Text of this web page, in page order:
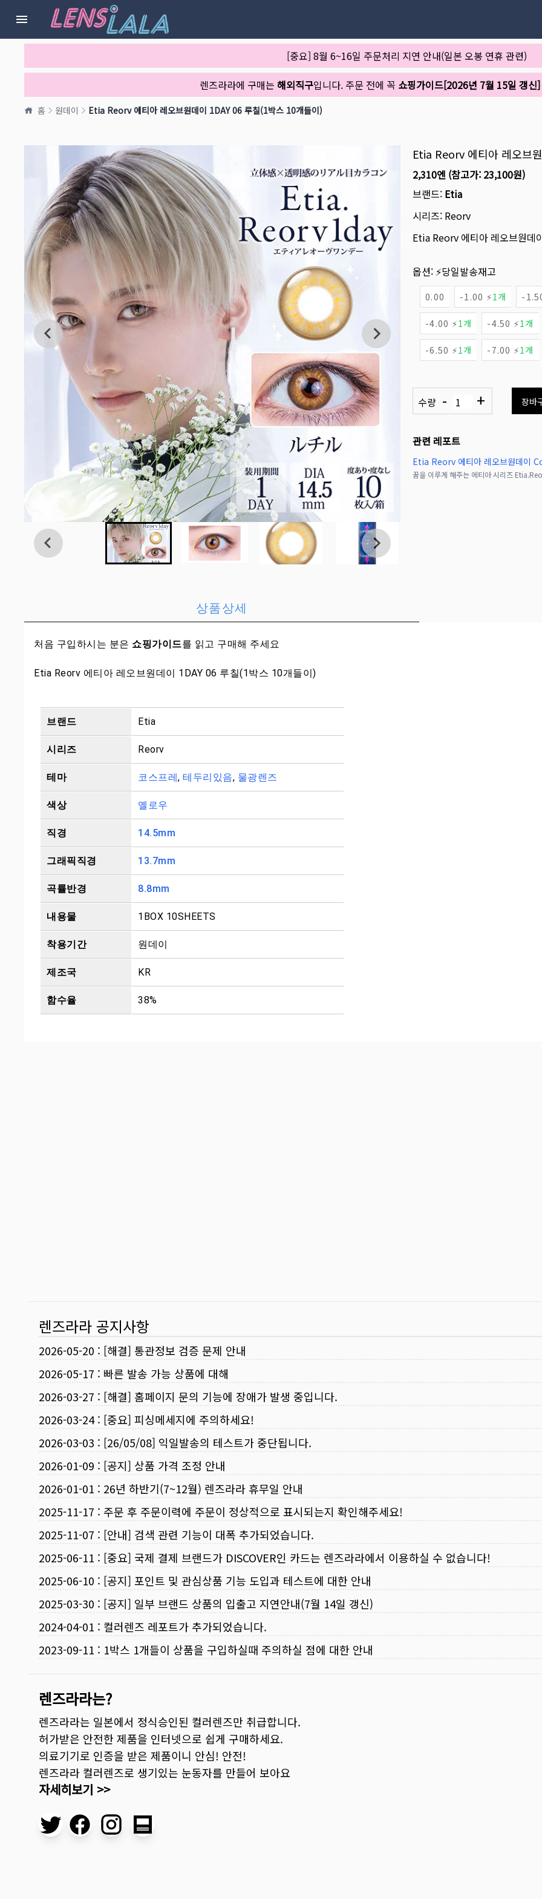
[중요] 8월 6~16일 주문처리 지연 안내(일본 오봉 연휴 관련)
렌즈라라에 구매는 해외직구입니다. 주문 전에 꼭 쇼핑가이드[2026년 7월 15일 갱신]
홈 원데이 Etia Reorv 에티아 레오브원데이 1DAY 06 루칠(1박스 10개들이)
Etia Reorv 에티아 레오브
2,310엔 (참고가: 23,100원)
브랜드: Etia
시리즈: Reorv
Etia Reorv 에티아 레오브원데
옵션: ⚡당일발송재고
0.00 -1.00 ⚡1개 -
-4.00 ⚡1개 -4.50 ⚡1개
-6.50 ⚡1개 -7.00 ⚡1개
수량 - + 장바
관련 레포트
Etia Reorv 에티아 레오브원데이
상품상세
처음 구입하시는 분은 쇼핑가이드를 읽고 구매해 주세요
Etia Reorv 에티아 레오브원데이 1DAY 06 루칠(1박스 10개들이)
브랜드 Etia
시리즈 Reorv
테마 코스프레, 테두리있음, 물광렌즈
색상 옐로우
직경 14.5mm
그래픽직경 13.7mm
곡률반경 8.8mm
내용물 1BOX 10SHEETS
착용기간 원데이
제조국 KR
함수율 38%
렌즈라라 공지사항
2026-05-20 : [해결] 통관정보 검증 문제 안내
2026-05-17 : 빠른 발송 가능 상품에 대해
2026-03-27 : [해결] 홈페이지 문의 기능에 장애가 발생 중입니다.
2026-03-24: [중요] 피싱메세지에 주의하세요!
2026-03-03 : [26/05/08] 익일발송의 테스트가 중단됩니다.
2026-01-09 : [공지] 상품 가격 조정 안내
2026-01-01 : 26년 하반기(7~12월) 렌즈라라 휴무일 안내
2025-11-17 : 주문 후 주문이력에 주문이 정상적으로 표시되는지 확인해주세요!
2025-11-07 : [안내] 검색 관련 기능이 대폭 추가되었습니다.
2025-06-11 : [중요] 국제 결제 브랜드가 DISCOVER인 카드는 렌즈라라에서 이용하실 수 없습니다!
2025-06-10 : [공지] 포인트 및 관심상품 기능 도입과 테스트에 대한 안내
2025-03-30 : [공지] 일부 브랜드 상품의 입출고 지연안내(7월 14일 갱신)
2024-04-01 : 컬러렌즈 레포트가 추가되었습니다.
2023-09-11 : 1박스 1개들이 상품을 구입하실때 주의하실 점에 대한 안내
렌즈라라는?
렌즈라라는 일본에서 정식승인된 컬러렌즈만 취급합니다.
허가받은 안전한 제품을 인터넷으로 쉽게 구매하세요.
의료기기로 인증을 받은 제품이니 안심! 안전!
렌즈라라 컬러렌즈로 생기있는 눈동자를 만들어 보아요
자세히보기 >>